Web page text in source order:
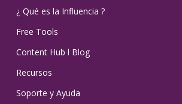
¿ Qué es la Influencia ?
Free Tools
Content Hub l Blog
Recursos
Soporte y Ayuda